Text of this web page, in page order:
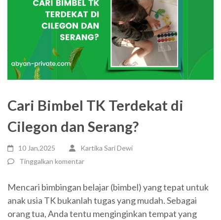
Cari Bimbel TK Terdekat di
Cilegon dan Serang?
10 Jan,2025
Kartika Sari Dewi
Tinggalkan komentar
Mencari bimbingan belajar (bimbel) yang tepat untuk
anak usia TK bukanlah tugas yang mudah. Sebagai
orang tua, Anda tentu menginginkan tempat yang